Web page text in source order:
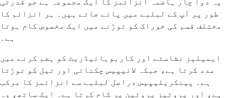
یہ دوا چار ہاضمہ انزائمز کا ایک مجموعہ ہے جو قدرتی
طور پر آپ کے لبلبے میں پائے جاتے ہیں۔ ہر انزائم کا
مختلف قسم کی خوراک کو توڑنے میں ایک مخصوص کام ہوتا
ہے۔
ایمیلیز نشاستے اور کاربوہائیڈریٹ کو ہضم کرنے میں
مدد کرتا ہے، جبکہ لائیپیس چکنائی اور تیل کو توڑتا
ہے۔ پینکریلیپیس دراصل لبلبے سے انزائمز کا مرکب
ہے، اور پروٹیز پروٹین پر کام کرتا ہے۔ ایک ساتھ، وہ